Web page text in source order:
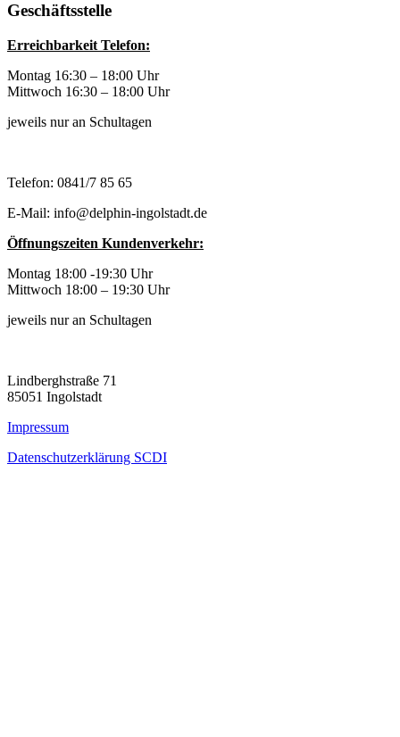
Geschäftsstelle
Erreichbarkeit Telefon:
Montag 16:30 – 18:00 Uhr
Mittwoch 16:30 – 18:00 Uhr
jeweils nur an Schultagen
Telefon: 0841/7 85 65
E-Mail: info@delphin-ingolstadt.de
Öffnungszeiten Kundenverkehr:
Montag 18:00 -19:30 Uhr
Mittwoch 18:00 – 19:30 Uhr
jeweils nur an Schultagen
Lindberghstraße 71
85051 Ingolstadt
Impressum
Datenschutzerklärung SCDI